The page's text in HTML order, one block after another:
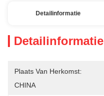
Detailinformatie
Detailinformatie
Plaats Van Herkomst:
CHINA